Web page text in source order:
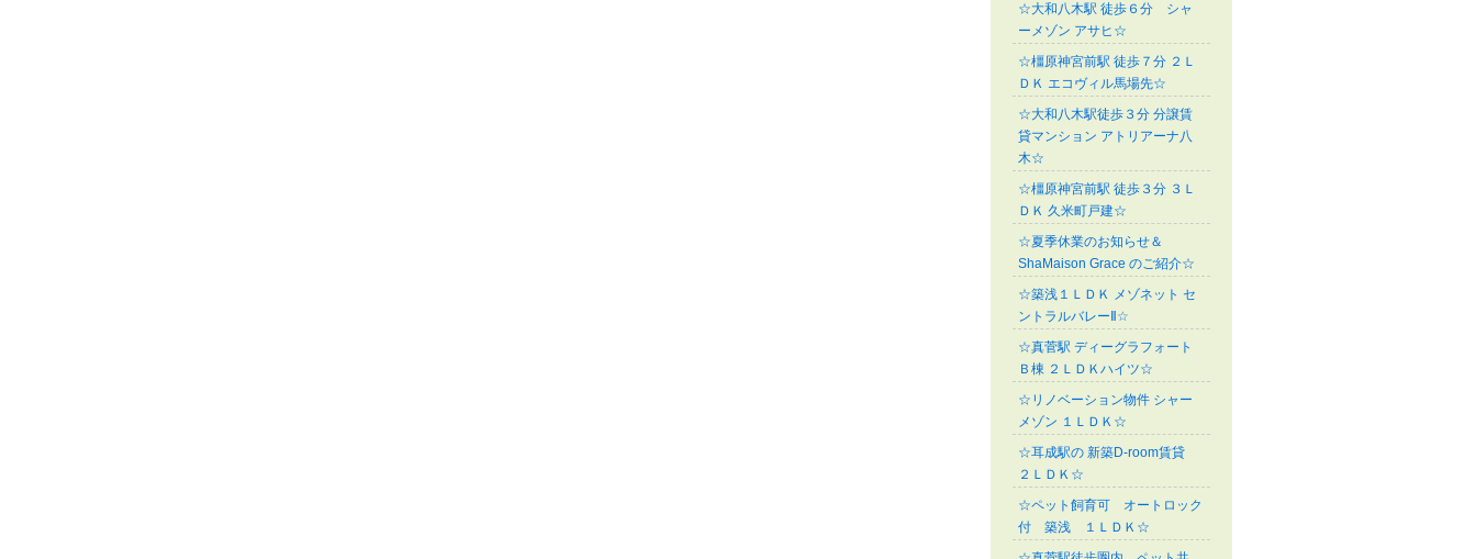
☆大和八木駅 徒歩６分 シャ
ーメゾン アサヒ☆
☆橿原神宮前駅 徒歩７分 ２Ｌ
ＤＫ エコヴィル馬場先☆
☆大和八木駅徒歩３分 分譲賃
貸マンション アトリアーナ八
木☆
☆橿原神宮前駅 徒歩３分 ３Ｌ
ＤＫ 久米町戸建☆
☆夏季休業のお知らせ＆
ShaMaison Grace のご紹介☆
☆築浅１ＬＤＫ メゾネット セ
ントラルバレーⅡ☆
☆真菅駅 ディーグラフォート
Ｂ棟 ２ＬＤＫハイツ☆
☆リノベーション物件 シャー
メゾン １ＬＤＫ☆
☆耳成駅の 新築D-room賃貸
２ＬＤＫ☆
☆ペット飼育可 オートロック
付 築浅 １ＬＤＫ☆